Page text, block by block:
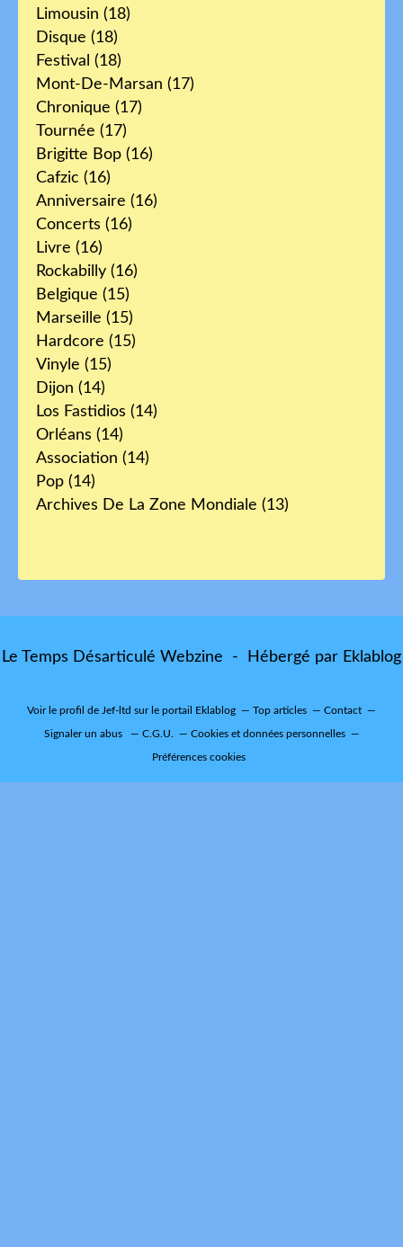
Limousin (18)
Disque (18)
Festival (18)
Mont-De-Marsan (17)
Chronique (17)
Tournée (17)
Brigitte Bop (16)
Cafzic (16)
Anniversaire (16)
Concerts (16)
Livre (16)
Rockabilly (16)
Belgique (15)
Marseille (15)
Hardcore (15)
Vinyle (15)
Dijon (14)
Los Fastidios (14)
Orléans (14)
Association (14)
Pop (14)
Archives De La Zone Mondiale (13)
Le Temps Désarticulé Webzine - Hébergé par Eklablog
Voir le profil de Jef-ltd sur le portail Eklablog Top articles Contact
Signaler un abus C.G.U. Cookies et données personnelles
Préférences cookies